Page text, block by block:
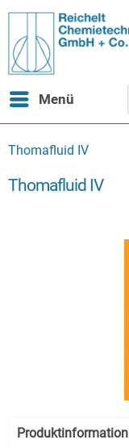
Menü
Thomafluid IV
Thomafluid IV
Produktinformation